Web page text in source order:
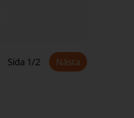
Sida 1/2 Nästa